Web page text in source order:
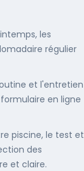
les
régulier
et l'entretien
en ligne
piscine, le test et
des
et claire.